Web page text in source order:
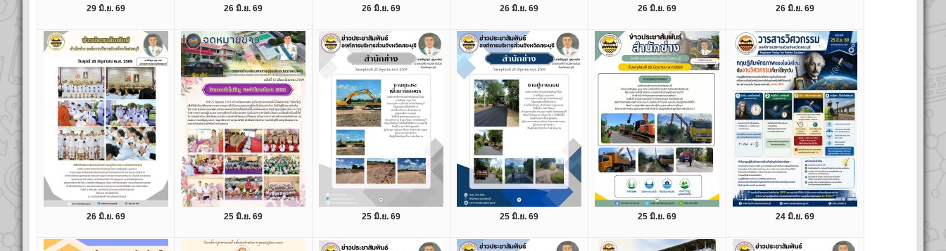
29 มิ.ย. 69 26 มิ.ย. 69 26 มิ.ย. 69 26 มิ.ย. 69 26 มิ.ย. 69 26 มิ.ย. 69
26 มิ.ย. 69 25 มิ.ย. 69 25 มิ.ย. 69 25 มิ.ย. 69 25 มิ.ย. 69 24 มิ.ย. 69